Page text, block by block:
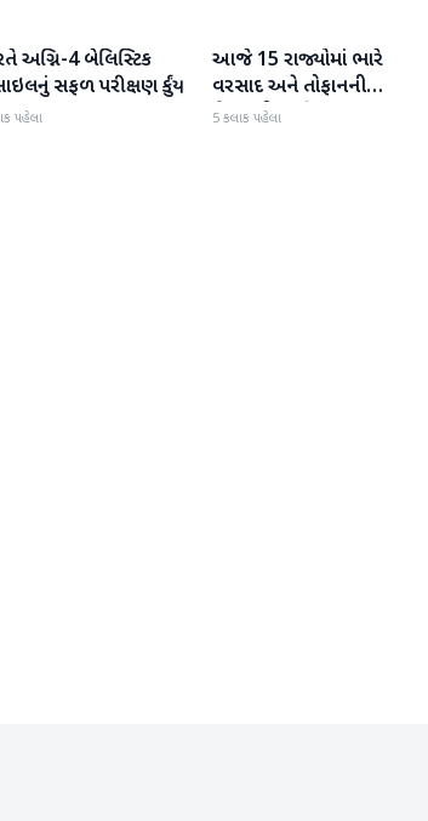
અગ્નિ-4 બેલિસ્ટિક
સફળ પરીક્ષણ કર્યું
પહેલા
રાષ્ટ્રીય
આજે 15 રાજ્યોમાં ભારે
વરસાદ અને તોફાનની
ચેતવણી જારી
5 કલાક પહેલા